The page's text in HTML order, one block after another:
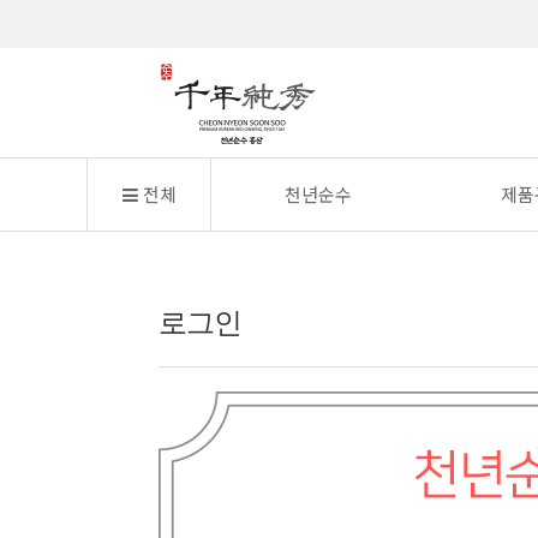
전체 천년순수 제
로그인